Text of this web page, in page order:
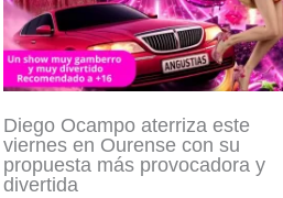
Diego Ocampo aterriza este
viernes en Ourense con su
propuesta más provocadora y
divertida